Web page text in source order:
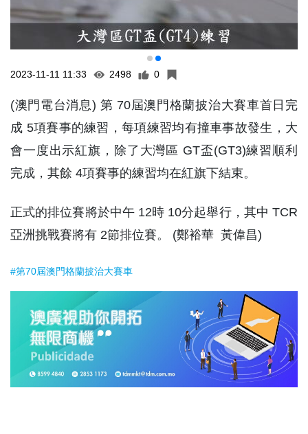
2023-11-11 11:33 2498 0
(澳門電台消息) 第 70屆澳門格蘭披治大賽車首日完
成 5項賽事的練習，每項練習均有撞車事故發生，大
會一度出示紅旗，除了大灣區 GT盃(GT3)練習順利
完成，其餘 4項賽事的練習均在紅旗下結束。
正式的排位賽將於中午 12時 10分起舉行，其中 TCR
亞洲挑戰賽將有 2節排位賽。 (鄭裕華 黃偉昌)
#第70屆澳門格蘭披治大賽車